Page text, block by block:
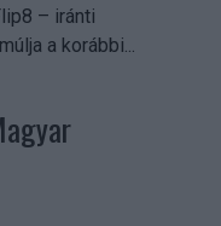
– iránti
a korábbi...